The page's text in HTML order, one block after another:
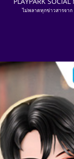
ไม่พลาดทุกข่าวสารจาก